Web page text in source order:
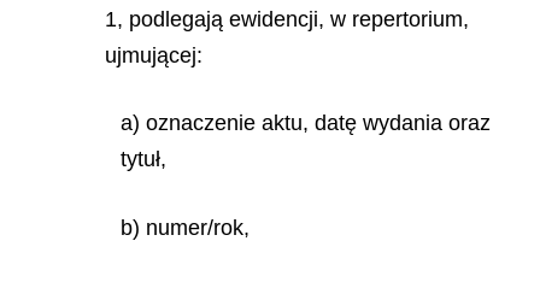
1, podlegają ewidencji, w repertorium,
ujmującej:
a) oznaczenie aktu, datę wydania oraz
tytuł,
b) numer/rok,